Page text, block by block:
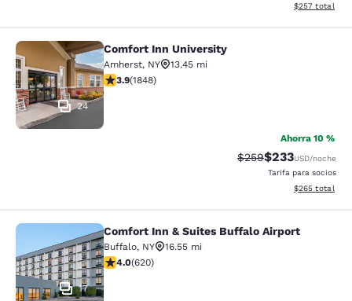
Ver detalles
$257 total
Comfort Inn University
24
Comfort Inn University
Amherst, NY
13.45 mi
calificación de 3.88 estrellas. Bueno. 1848 reseñas
3.9(1848)
Ahorra 10 %
Precio tachado:
$259Precio con
$233USD/noche
Tarifa para socios
Ver detalles
$265 total
Comfort Inn & Suites Buffalo Airport
17
Comfort Inn & Suites Buffalo Airport
Buffalo, NY
16.55 mi
calificación de 3.96 estrellas. Bueno. 620 reseñas
4.0(620)